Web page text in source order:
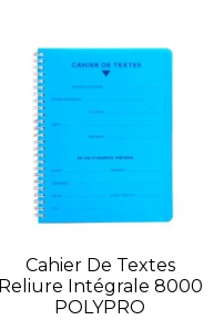
Cahier De Textes
Reliure Intégrale 8000
POLYPRO